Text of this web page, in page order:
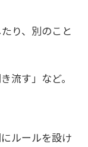
り、別のこと
流す」など。
ルールを設け